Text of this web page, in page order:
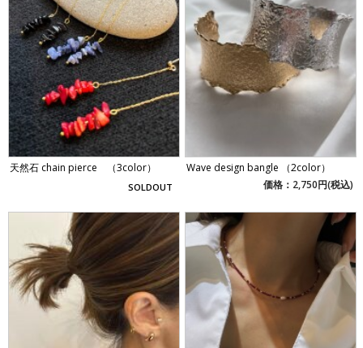
天然石 chain pierce （3color）
SOLDOUT
Wave design bangle （2color）
価格：2,750円(税込)